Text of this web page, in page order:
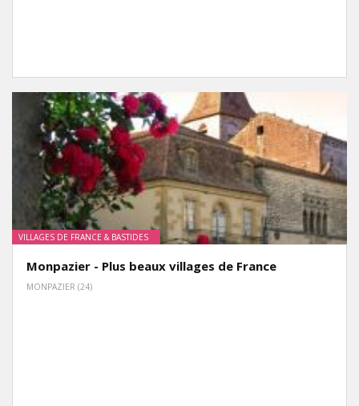
SCOLAIRE
VILLAGES DE FRANCE & BASTIDES
Monpazier - Plus beaux villages de France
MONPAZIER (24)